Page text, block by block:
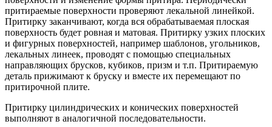
притираемые поверхности проверяют лекальной линейкой.
Притирку заканчивают, когда вся обрабатываемая плоская
поверхность будет ровная и матовая. Притирку узких плоских
и фигурных поверхностей, например шаблонов, угольников,
лекальных линеек, проводят с помощью специальных
направляющих брусков, кубиков, призм и т.п. Притираемую
деталь прижимают к бруску и вместе их перемещают по
притирочной плите.
Притирку цилиндрических и конических поверхностей
выполняют в аналогичной последовательности.